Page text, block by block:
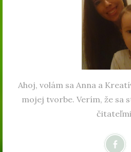
Ahoj, volám sa Anna a
mojej tvorbe. Verím, že sa